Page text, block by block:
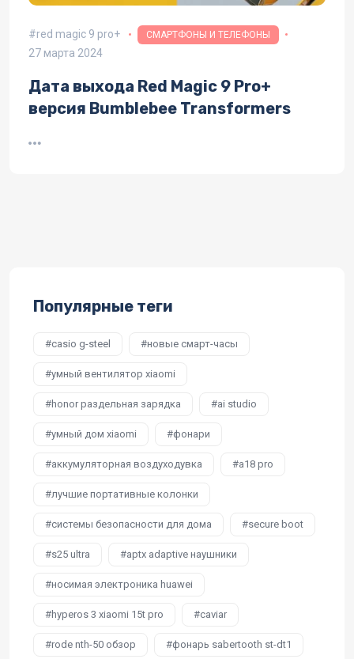
red magic 9 pro+ СМАРТФОНЫ И ТЕЛЕФОНЫ
27 марта 2024
Дата выхода Red Magic 9 Pro+
версия Bumblebee Transformers
Популярные теги
casio g-steel новые смарт-часы
умный вентилятор xiaomi
honor раздельная зарядка ai studio
умный дом xiaomi фонари
аккумуляторная воздуходувка a18 pro
лучшие портативные колонки
системы безопасности для дома secure boot
s25 ultra aptx adaptive наушники
носимая электроника huawei
hyperos 3 xiaomi 15t pro caviar
rode nth-50 обзор фонарь sabertooth st-dt1